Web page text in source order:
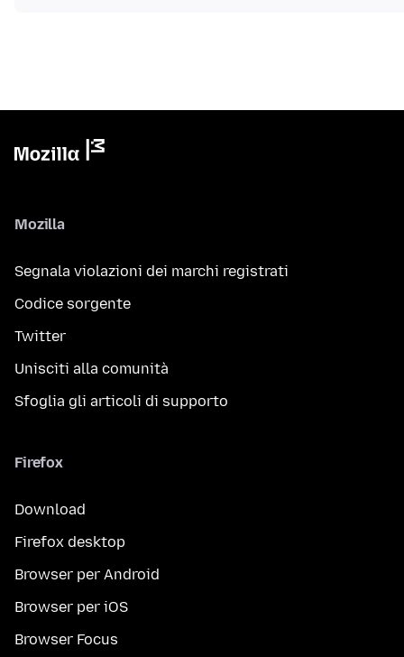
Mozilla
Segnala violazioni dei marchi registrati
Codice sorgente
Twitter
Unisciti alla comunità
Sfoglia gli articoli di supporto
Firefox
Download
Firefox desktop
Browser per Android
Browser per iOS
Browser Focus